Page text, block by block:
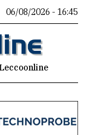
06/08/2026 - 16:45